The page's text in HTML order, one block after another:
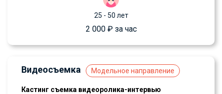
25 - 50 лет
2 000 ₽ за час
Видеосъемка Модельное направление
Кастинг съемка видеоролика-интервью